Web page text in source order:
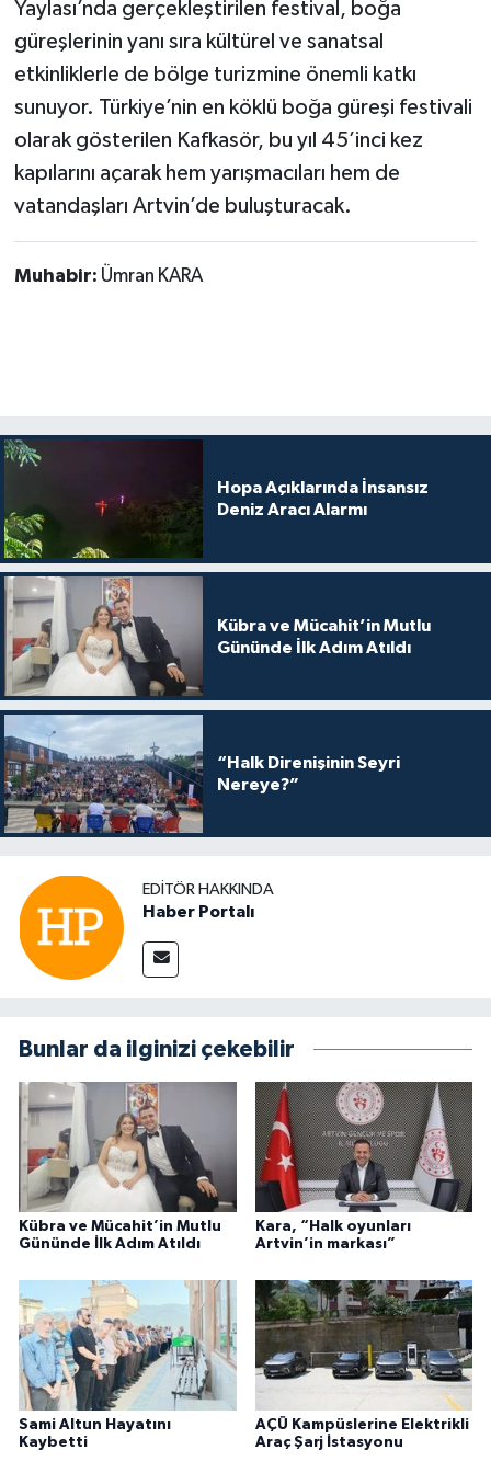
Yaylası’nda gerçekleştirilen festival, boğa
güreşlerinin yanı sıra kültürel ve sanatsal
etkinliklerle de bölge turizmine önemli katkı
sunuyor. Türkiye’nin en köklü boğa güreşi festivali
olarak gösterilen Kafkasör, bu yıl 45’inci kez
kapılarını açarak hem yarışmacıları hem de
vatandaşları Artvin’de buluşturacak.
Muhabir: Ümran KARA
Hopa Açıklarında İnsansız
Deniz Aracı Alarmı
Kübra ve Mücahit’in Mutlu
Gününde İlk Adım Atıldı
“Halk Direnişinin Seyri
Nereye?”
EDITÖR HAKKINDA
Haber Portalı
Bunlar da ilginizi çekebilir
Kübra ve Mücahit’in Mutlu
Gününde İlk Adım Atıldı
Kara, “Halk oyunları
Artvin’in markası”
Sami Altun Hayatını
Kaybetti
AÇÜ Kampüslerine Elektrikli
Araç Şarj İstasyonu